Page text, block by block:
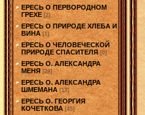
ЕРЕСЬ О ПЕРВОРОДНОМ
ГРЕХЕ [2]
ЕРЕСЬ О ПРИРОДЕ ХЛЕБА И
ВИНА [1]
ЕРЕСЬ О ЧЕЛОВЕЧЕСКОЙ
ПРИРОДЕ СПАСИТЕЛЯ [0]
ЕРЕСЬ О. АЛЕКСАНДРА
МЕНЯ [28]
ЕРЕСЬ О. АЛЕКСАНДРА
ШМЕМАНА [13]
ЕРЕСЬ О. ГЕОРГИЯ
КОЧЕТКОВА [45]